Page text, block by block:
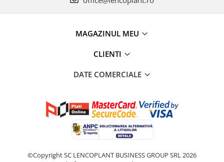
MAGAZINUL MEU
CLIENTI
DATE COMERCIALE
©Copyright SC LENCOPLANT BUSINESS GROUP SRL 2026